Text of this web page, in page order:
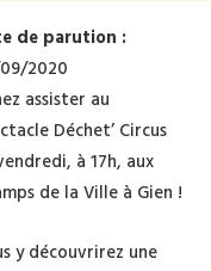
de parution :
2020
assister au
Déchet’ Circus
à 17h, aux
de la Ville à Gien !
y découvrirez une